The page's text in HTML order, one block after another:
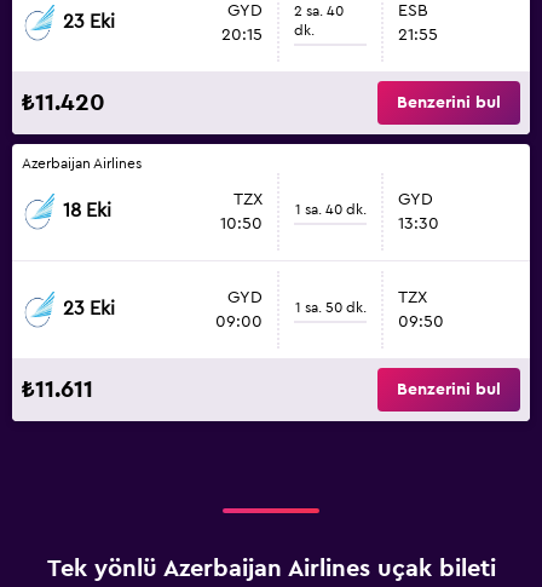
23 Eki
GYD
20:15
2 sa. 40
dk.
ESB
21:55
₺11.420 Benzerini bul
Azerbaijan Airlines
18 Eki
TZX
10:50
1 sa. 40 dk.
GYD
13:30
23 Eki
GYD
09:00
1 sa. 50 dk.
TZX
09:50
₺11.611 Benzerini bul
Tek yönlü Azerbaijan Airlines uçak bileti